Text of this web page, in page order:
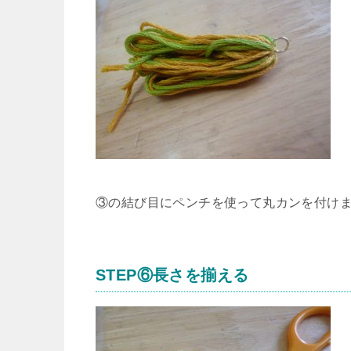
③の結び目にペンチを使って丸カンを付けま
STEP⑥長さを揃える